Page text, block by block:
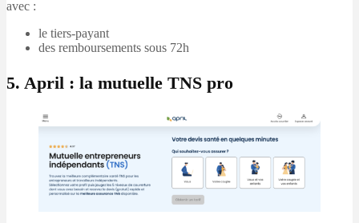
avec :
le tiers-payant
des remboursements sous 72h
5. April : la mutuelle TNS pro